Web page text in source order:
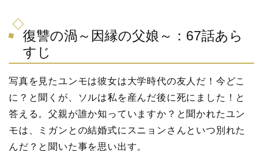
復讐の渦～因縁の父娘～：67話あら
すじ
写真を見たユンモは彼女は大学時代の友人だ！今どこ
に？と聞くが、ソルは私を産んだ後に死にました！と
答える。父親が誰か知っていますか？と聞かれたユン
モは、ミガンとの結婚式にスニョンさんといつ別れた
んだ？と聞いた事を思い出す。